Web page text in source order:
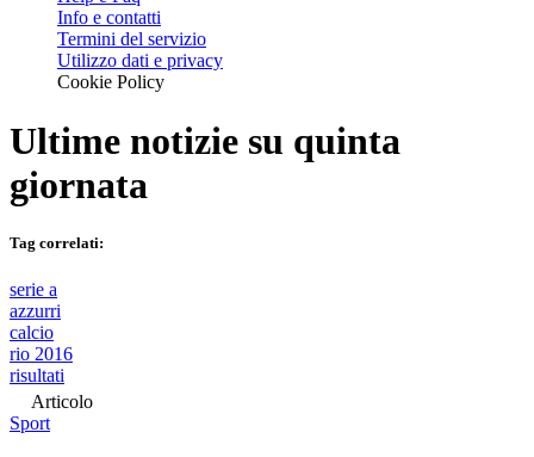
Info e contatti
Termini del servizio
Utilizzo dati e privacy
Cookie Policy
Ultime notizie su quinta
giornata
Tag correlati:
serie a
azzurri
calcio
rio 2016
risultati
Articolo
Sport